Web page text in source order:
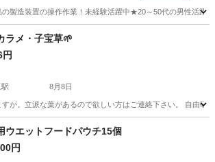
の製造装置の操作作業！未経験活躍中★20～50代の男性活
その他
ラメ・子宝草🌱
円
8月8日
が。立派な葉があるので欲しい方はご連絡下さい。 自由研
里駅 その他
ウエットフードパウチ15個
円